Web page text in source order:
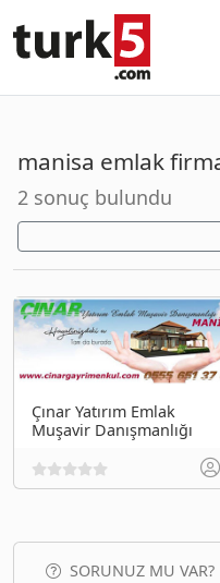
manisa emlak
2 sonuç bulundu
Çınar Yatırım Emlak
Muşavir Danışmanlığı
SORUNUZ MU VAR?